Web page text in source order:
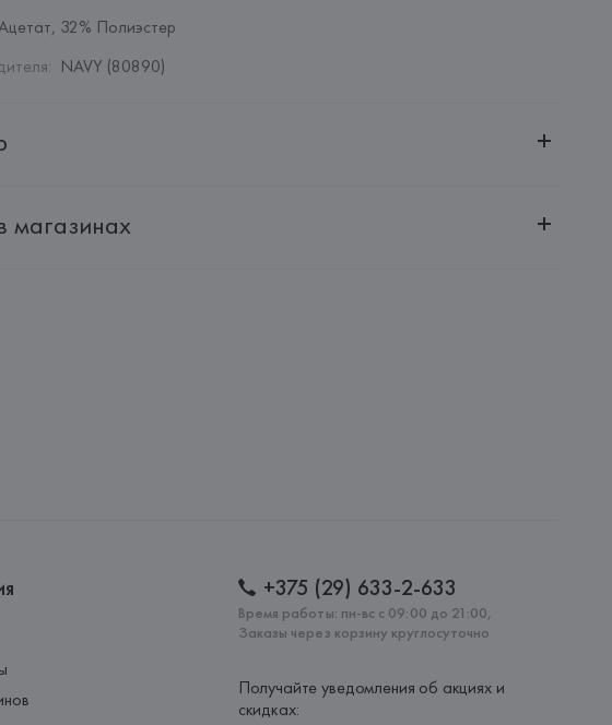
32% Полиэстер
: NAVY (80890)
Беларусь, 220030, г. Минск, ул. Немига, 5, пом. 39
магазинах
+375 (29) 633-2-633
Время работы: пн-вс с 09:00 до 21:00,
Заказы через корзину круглосуточно
Получайте уведомления об акциях и
скидках: